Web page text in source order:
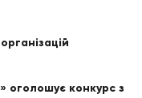
оголошує конкурс з